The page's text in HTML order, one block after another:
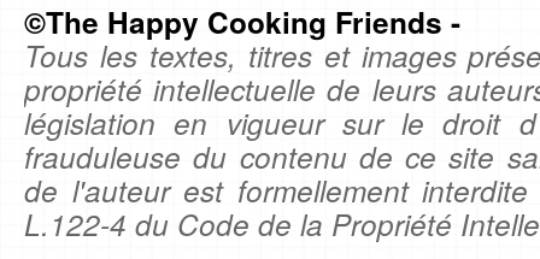
©The Happy Cooking Friends -
Tous les textes, titres et images
propriété intellectuelle de leurs
législation en vigueur sur le droit
frauduleuse du contenu de ce site
de l'auteur est formellement
L.122-4 du Code de la Propriété